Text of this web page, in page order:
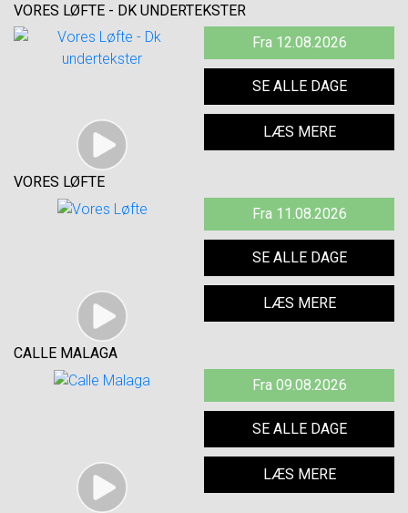
VORES LØFTE - DK UNDERTEKSTER
Fra 12.08.2026
SE ALLE DAGE
LÆS MERE
VORES LØFTE
Fra 11.08.2026
SE ALLE DAGE
LÆS MERE
CALLE MALAGA
Fra 09.08.2026
SE ALLE DAGE
LÆS MERE